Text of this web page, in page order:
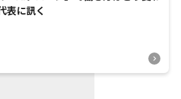
表に訊く